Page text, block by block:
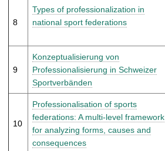
8
Types of professionalization in
national sport federations
9
Konzeptualisierung von
Professionalisierung in Schweizer
Sportverbänden
10
Professionalisation of sports
federations: A multi-level framework
for analyzing forms, causes and
consequences